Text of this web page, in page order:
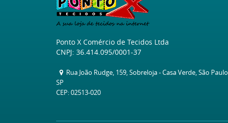
Ponto X Comércio de Tecidos Ltda
CNPJ: 36.414.095/0001-37
Rua João Rudge, 159, Sobreloja-Casa Verde, São Paulo
SP
CEP: 02513-020